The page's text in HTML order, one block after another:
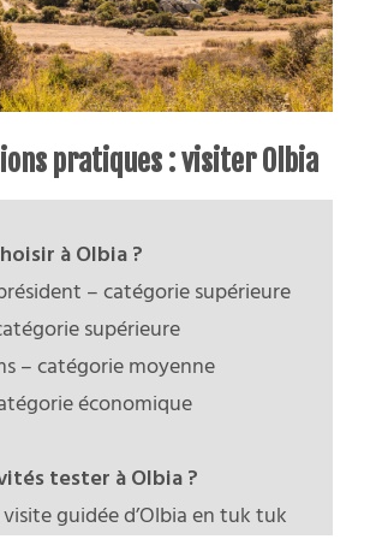
pratiques : visiter Olbia
à Olbia ?
– catégorie supérieure
supérieure
– catégorie moyenne
économique
tester à Olbia?
guidée d’Olbia en tuk tuk